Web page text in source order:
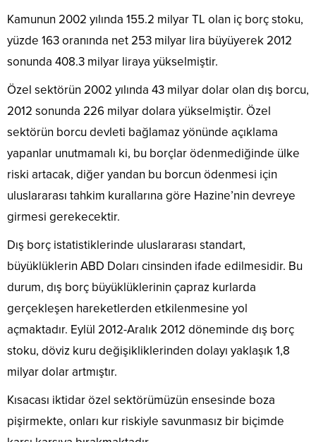
Kamunun 2002 yılında 155.2 milyar TL olan iç borç stoku,
yüzde 163 oranında net 253 milyar lira büyüyerek 2012
sonunda 408.3 milyar liraya yükselmiştir.
Özel sektörün 2002 yılında 43 milyar dolar olan dış borcu,
2012 sonunda 226 milyar dolara yükselmiştir. Özel
sektörün borcu devleti bağlamaz yönünde açıklama
yapanlar unutmamalı ki, bu borçlar ödenmediğinde ülke
riski artacak, diğer yandan bu borcun ödenmesi için
uluslararası tahkim kurallarına göre Hazine’nin devreye
girmesi gerekecektir.
Dış borç istatistiklerinde uluslararası standart,
büyüklüklerin ABD Doları cinsinden ifade edilmesidir. Bu
durum, dış borç büyüklüklerinin çapraz kurlarda
gerçekleşen hareketlerden etkilenmesine yol
açmaktadır. Eylül 2012-Aralık 2012 döneminde dış borç
stoku, döviz kuru değişikliklerinden dolayı yaklaşık 1,8
milyar dolar artmıştır.
Kısacası iktidar özel sektörümüzün ensesinde boza
pişirmekte, onları kur riskiyle savunmasız bir biçimde